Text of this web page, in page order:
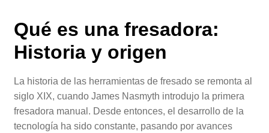
Qué es una fresadora:
Historia y origen
La historia de las herramientas de fresado se remonta al
siglo XIX, cuando James Nasmyth introdujo la primera
fresadora manual. Desde entonces, el desarrollo de la
tecnología ha sido constante, pasando por avances